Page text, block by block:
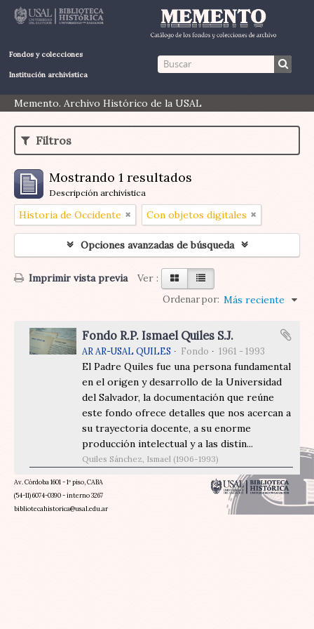
Fondos y colecciones
Institución archivística
Memento. Archivo Histórico de la USAL
Filtros
Mostrando 1 resultados
Descripción archivística
Historia de Occidente Con objetos digitales
Opciones avanzadas de búsqueda
Imprimir vista previa Ver :
Ordenar por: Más reciente
Fondo R.P. Ismael Quiles S.J.
AR AR-USAL QUILES Fondo 1961 - 1993
El Padre Quiles fue una persona fundamental
en el origen y desarrollo de la Universidad
del Salvador, la documentación que reúne
este fondo ofrece detalles que nos acercan a
su trayectoria docente, a su enorme
producción intelectual y a las distin...
Quiles Sánchez, Ismael (1906-1993)
Av. Córdoba 1601 - 1º piso, CABA
(54-11) 6074-0390 - interno 3267
bibliotecahistorica@usal.edu.ar